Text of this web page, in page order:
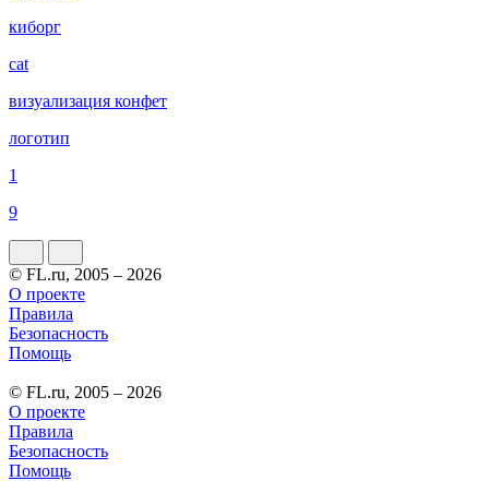
киборг
cat
визуализация конфет
логотип
1
9
© FL.ru, 2005 – 2026
О проекте
Правила
Безопасность
Помощь
© FL.ru, 2005 – 2026
О проекте
Правила
Безопасность
Помощь